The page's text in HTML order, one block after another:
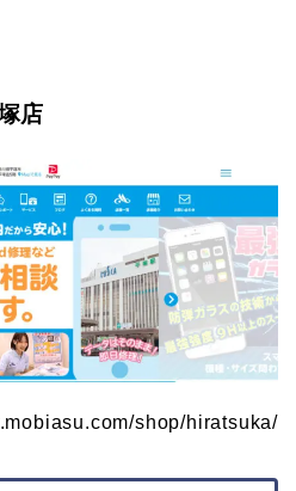
店
shop/hiratsuka/